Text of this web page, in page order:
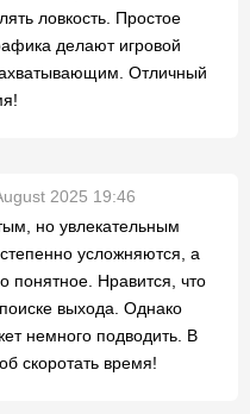
ловкость. Простое
делают игровой
Отличный
2025 19:46
но увлекательным
усложняются, а
понятное. Нравится, что
выхода. Однако
немного подводить. В
скоротать время!